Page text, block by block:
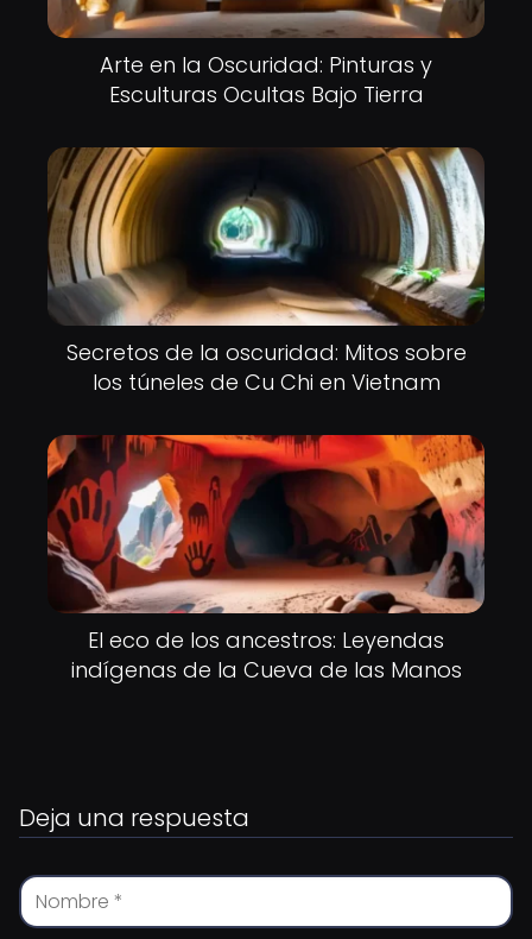
Arte en la Oscuridad: Pinturas y
Esculturas Ocultas Bajo Tierra
Secretos de la oscuridad: Mitos sobre
los túneles de Cu Chi en Vietnam
El eco de los ancestros: Leyendas
indígenas de la Cueva de las Manos
Deja una respuesta